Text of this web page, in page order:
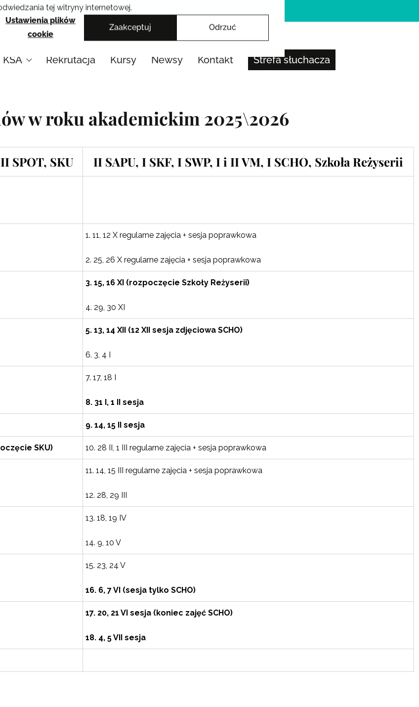
tej witryny internetowej.
Ustawienia plików
cookie
Zaakceptuj Odrzuć
Krakowskie Szkoły Artystyczne
KSA Rekrutacja Kursy Newsy Kontakt Strefa słuchacza
w roku akademickim 2025\2026
SPOT, SKU II SAPU, I SKF, I SWP, I i II VM, I SCHO, Szkoła Reżyserii
1. 11, 12 X regularne zajęcia + sesja poprawkowa
2. 25, 26 X regularne zajęcia + sesja poprawkowa
3. 15, 16 XI (rozpoczęcie Szkoły Reżyserii)
4. 29, 30 XI
5. 13, 14 XII (12 XII sesja zdjęciowa SCHO)
6. 3, 4 I
7. 17, 18 I
8. 31 I, 1 II sesja
9. 14, 15 II sesja
SKU) 10. 28 II, 1 III regularne zajęcia + sesja poprawkowa
11. 14, 15 III regularne zajęcia + sesja poprawkowa
12. 28, 29 III
13. 18, 19 IV
14. 9, 10 V
15. 23, 24 V
16. 6, 7 VI (sesja tylko SCHO)
17. 20, 21 VI sesja (koniec zajęć SCHO)
18. 4, 5 VII sesja